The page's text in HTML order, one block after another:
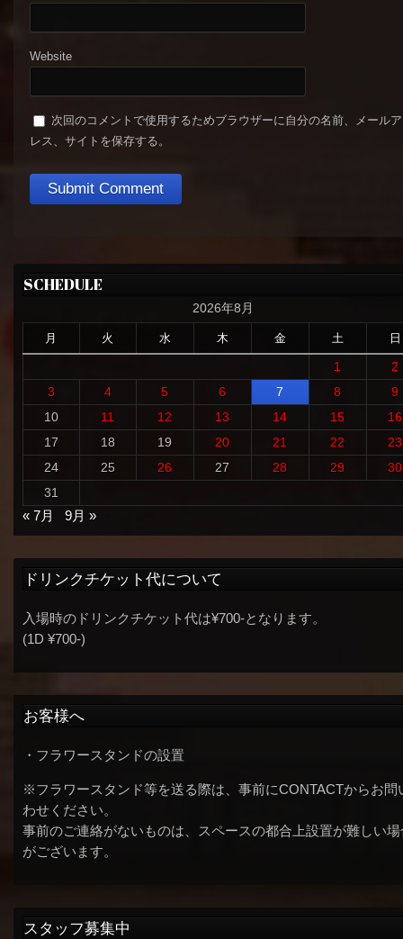
Website
次回のコメントで使用するためブラウザーに自分の名前、メール
レス、サイトを保存する。
SCHEDULE
2026年8月
月 火 水 木 金 土 日
1
2
3
4 5 6 7 8
9
10
11 12 13 14 15
16
17
18 19 20 21 22
23
24
25 26 27 28 29
30
31
« 7月
9月 »
ドリンクチケット代について
入場時のドリンクチケット代は¥700-となります。
(1D ¥700-)
お客様へ
・フラワースタンドの設置
※フラワースタンド等を送る際は、事前にCONTACTからお問
わせください。
事前のご連絡がないものは、スペースの都合上設置が難しい場
がございます。
スタッフ募集中